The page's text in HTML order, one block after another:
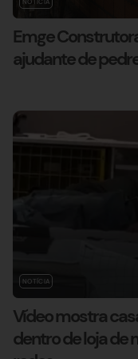
Emge
ajudante de
NOTÍCIA
Vídeo mostra
dentro de loja de